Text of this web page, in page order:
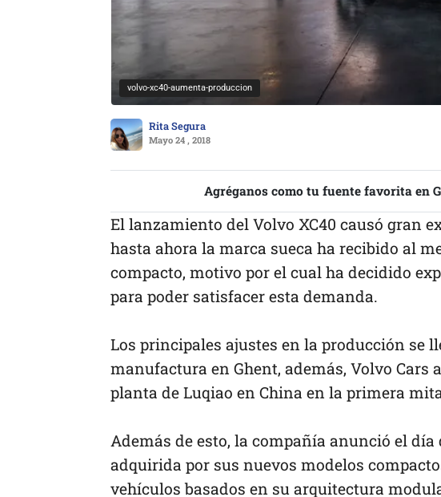
volvo-xc40-aumenta-produccion
Rita Segura
Mayo 24 , 2018
Agréganos como tu fuente favorita en
El lanzamiento del Volvo XC40 causó gran
hasta ahora la marca sueca ha recibido al
compacto, motivo por el cual ha decidido
para poder satisfacer esta demanda.
Los principales ajustes en la producción se
manufactura en Ghent, además, Volvo Cars
planta de Luqiao en China en la primera
Además de esto, la compañía anunció el
adquirida por sus nuevos modelos
vehículos basados en su arquitectura